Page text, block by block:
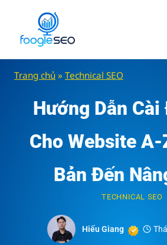
content
Trang chủ » Technical SEO
Hướng Dẫn Cài
Cho Website
Bản Đến
TECHNICAL SEO
Hiếu Giang